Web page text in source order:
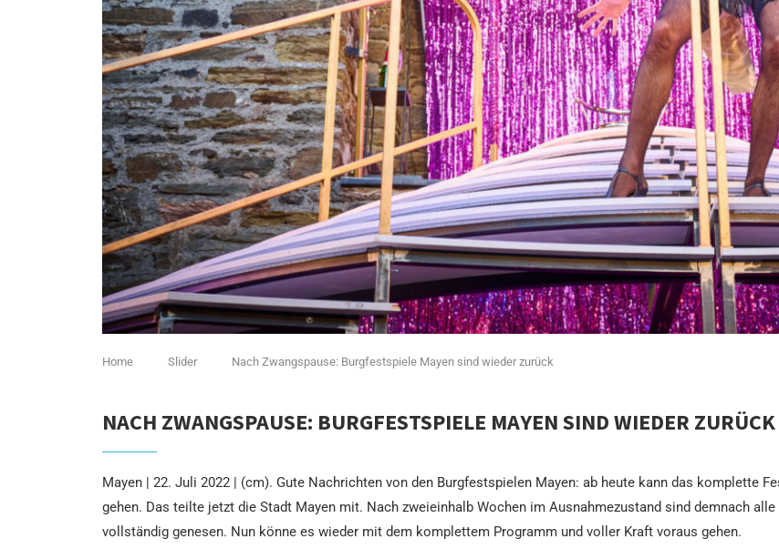
Home Slider Nach Zwangspause: Burgfestspiele Mayen sind wieder zurück
NACH ZWANGSPAUSE: BURGFESTSPIELE MAYEN SIND WIEDER ZURÜCK
Mayen | 22. Juli 2022 | (cm). Gute Nachrichten von den Burgfestspielen Mayen: ab heute kann das komplette
gehen. Das teilte jetzt die Stadt Mayen mit. Nach zweieinhalb Wochen im Ausnahmezustand sind demnach
vollständig genesen. Nun könne es wieder mit dem komplettem Programm und voller Kraft voraus gehen.